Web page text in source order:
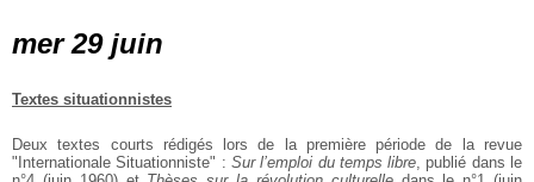
mer 29 juin
Textes situationnistes
Deux textes courts rédigés lors de la première période de la revue
"Internationale Situationniste" : Sur l’emploi du temps libre, publié dans le